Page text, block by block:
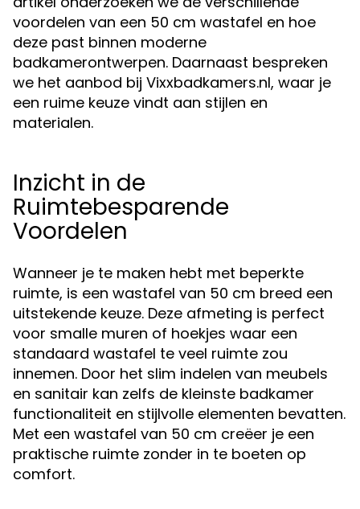
voordelen van een 50 cm wastafel en hoe
deze past binnen moderne
badkamerontwerpen. Daarnaast bespreken
we het aanbod bij Vixxbadkamers.nl, waar je
een ruime keuze vindt aan stijlen en
materialen.
Inzicht in de
Ruimtebesparende
Voordelen
Wanneer je te maken hebt met beperkte
ruimte, is een wastafel van 50 cm breed een
uitstekende keuze. Deze afmeting is perfect
voor smalle muren of hoekjes waar een
standaard wastafel te veel ruimte zou
innemen. Door het slim indelen van meubels
en sanitair kan zelfs de kleinste badkamer
functionaliteit en stijlvolle elementen bevatten.
Met een wastafel van 50 cm creëer je een
praktische ruimte zonder in te boeten op
comfort.